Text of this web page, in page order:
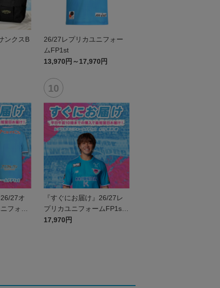
ンクスB
26/27レプリカユニフォー
ムFP1st
13,970円～17,970円
27オ
フォー
『すぐにお届け』26/27レ
プリカユニフォームFP1st
No.11 塩浜 遼
17,970円